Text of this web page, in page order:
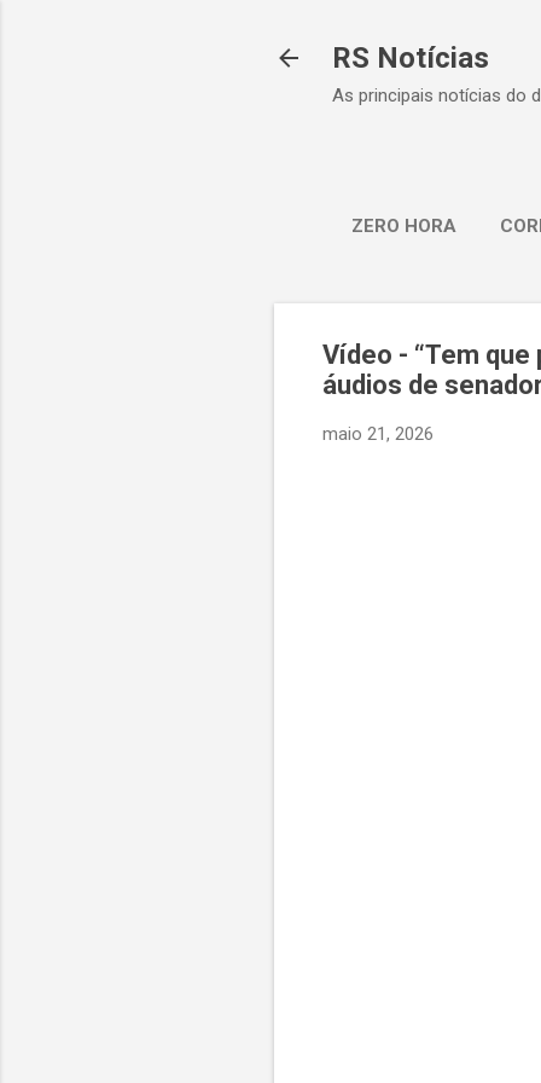
RS Notícias
As principais notícias do
ZERO HORA
Vídeo - “Tem
áudios de
maio 21, 2026